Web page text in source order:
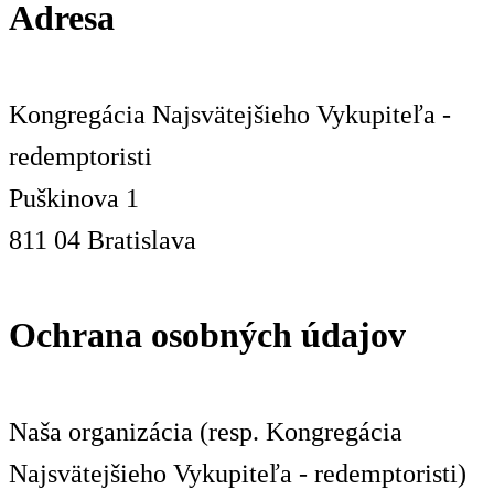
Adresa
Kongregácia Najsvätejšieho Vykupiteľa -
redemptoristi
Puškinova 1
811 04 Bratislava
Ochrana osobných údajov
Naša organizácia (resp. Kongregácia
Najsvätejšieho Vykupiteľa - redemptoristi)